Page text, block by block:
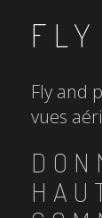
Fly and
vues